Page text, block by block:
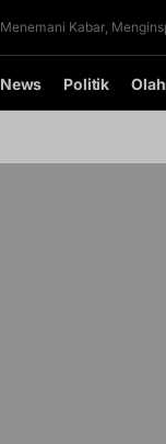
Menemani Kabar,
News Politik